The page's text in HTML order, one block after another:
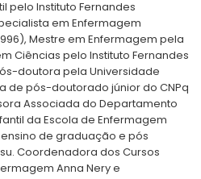
pelo Instituto Fernandes
em Enfermagem
Mestre em Enfermagem pela
Ciências pelo Instituto Fernandes
doutora pela Universidade
de pós-doutorado júnior do CNPq
Associada do Departamento
da Escola de Enfermagem
de graduação e pós
Coordenadora dos Cursos
Anna Nery e